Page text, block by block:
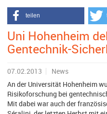
teilen
Uni Hohenheim
Gentechnik-
07.02.2013
News
An der Universität Hohenheim
Risikoforschung bei
Mit dabei war auch der